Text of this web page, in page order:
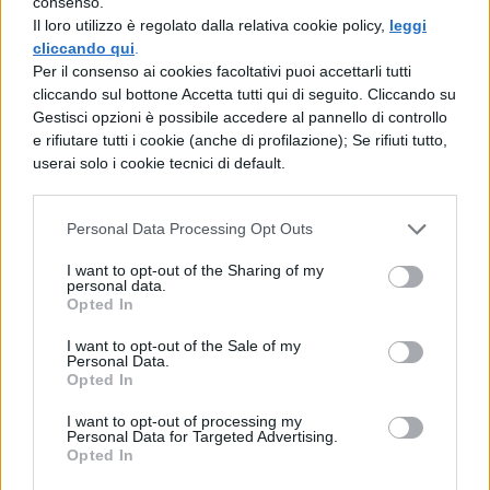
Il loro utilizzo è regolato dalla relativa cookie policy, leggi
cliccando qui
Per il consenso ai cookies facoltativi puoi accettarli tutti
cliccando sul bottone Accetta tutti qui di seguito. Cliccando su
Gestisci opzioni è possibile accedere al pannello di controllo
e rifiutare tutti i cookie (anche di profilazione); Se rifiuti tutto,
userai solo i cookie tecnici di default.
Personal Data Processing Opt Outs
I want to opt-out of the Sharing of my
personal data.
Opted In
I want to opt-out of the Sale of my
Personal Data.
Opted In
I want to opt-out of processing my
Personal Data for Targeted Advertising.
Opted In
elaborazione riflessiva che gli individui
attuano al riguardo. Forse è proprio per
questo che è più facile creare un
pregiudizio piuttosto che cambiarlo.
Al fine di poter comprendere al meglio il
contemporaneo è utile ricordare come, in
quanto atteggiamento e in quanto
intrinsecamente negativo, esso sia legato
(senza un rapporto di vera e propria
causalità) a un comportamento specifico:
la discriminazione. Tale comportamento
mette in luce la natura duplice del